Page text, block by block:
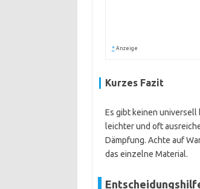
* Anzeige
Kurzes Fazit
Es gibt keinen
leichter und oft
Dämpfung. Achte auf
das einzelne Material.